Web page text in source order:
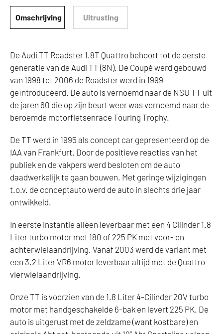
Omschrijving Uitrusting
De Audi TT Roadster 1.8T Quattro behoort tot de eerste
generatie van de Audi TT (8N). De Coupé werd gebouwd
van 1998 tot 2006 de Roadster werd in 1999
geïntroduceerd. De auto is vernoemd naar de NSU TT uit
de jaren 60 die op zijn beurt weer was vernoemd naar de
beroemde motorfietsenrace Touring Trophy.
De TT werd in 1995 als concept car gepresenteerd op de
IAA van Frankfurt. Door de positieve reacties van het
publiek en de vakpers werd besloten om de auto
daadwerkelijk te gaan bouwen. Met geringe wijzigingen
t.o.v. de conceptauto werd de auto in slechts drie jaar
ontwikkeld.
In eerste instantie alleen leverbaar met een 4 Cilinder 1.8
Liter turbo motor met 180 of 225 PK met voor- en
achterwielaandrijving. Vanaf 2003 werd de variant met
een 3.2 Liter VR6 motor leverbaar altijd met de Quattro
vierwielaandrijving.
Onze TT is voorzien van de 1.8 Liter 4-Cilinder 20V turbo
motor met handgeschakelde 6-bak en levert 225 PK. De
auto is uitgerust met de zeldzame (want kostbare) en